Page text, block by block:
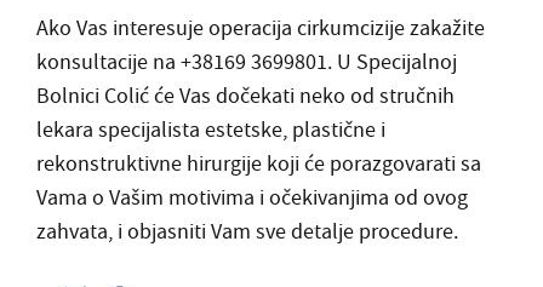
Ako Vas interesuje operacija cirkumcizije zakažite
konsultacije na +38169 3699801. U Specijalnoj
Bolnici Colić će Vas dočekati neko od stručnih
lekara specijalista estetske, plastične i
rekonstruktivne hirurgije koji će porazgovarati sa
Vama o Vašim motivima i očekivanjima od ovog
zahvata, i objasniti Vam sve detalje procedure.